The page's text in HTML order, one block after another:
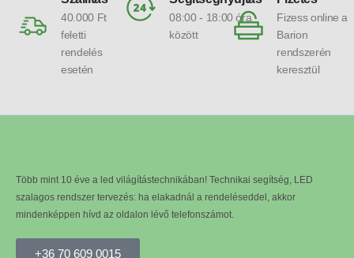
40.000 Ft
feletti
rendelés
esetén
08:00 - 18:00 óra
között
Fizess online a
Barion
rendszerén
keresztül
Több mint 10 éve a led világítástechnikában! Technikai segítség, LED
szalagos rendszer tervezés: ha elakadnál a rendeléseddel, akkor
mindenképpen hívd az oldalon lévő telefonszámot.
+36 70 609 0015